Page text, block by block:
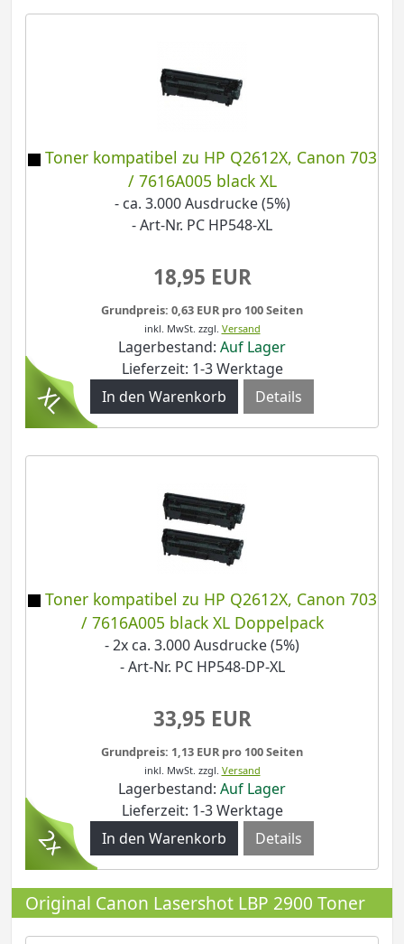
Toner kompatibel zu HP Q2612X, Canon 703
/ 7616A005 black XL
- ca. 3.000 Ausdrucke (5%)
- Art-Nr. PC HP548-XL
18,95 EUR
Grundpreis: 0,63 EUR pro 100 Seiten
inkl. MwSt. zzgl. Versand
Lagerbestand: Auf Lager
Lieferzeit: 1-3 Werktage
Details
Toner kompatibel zu HP Q2612X, Canon 703
/ 7616A005 black XL Doppelpack
- 2x ca. 3.000 Ausdrucke (5%)
- Art-Nr. PC HP548-DP-XL
33,95 EUR
Grundpreis: 1,13 EUR pro 100 Seiten
inkl. MwSt. zzgl. Versand
Lagerbestand: Auf Lager
Lieferzeit: 1-3 Werktage
Details
Original Canon Lasershot LBP 2900 Toner